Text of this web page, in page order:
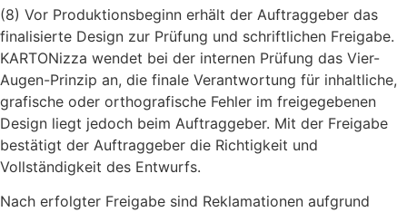
(8) Vor Produktionsbeginn erhält der Auftraggeber das
finalisierte Design zur Prüfung und schriftlichen Freigabe.
KARTONizza wendet bei der internen Prüfung das Vier-
Augen-Prinzip an, die finale Verantwortung für inhaltliche,
grafische oder orthografische Fehler im freigegebenen
Design liegt jedoch beim Auftraggeber. Mit der Freigabe
bestätigt der Auftraggeber die Richtigkeit und
Vollständigkeit des Entwurfs.
Nach erfolgter Freigabe sind Reklamationen aufgrund